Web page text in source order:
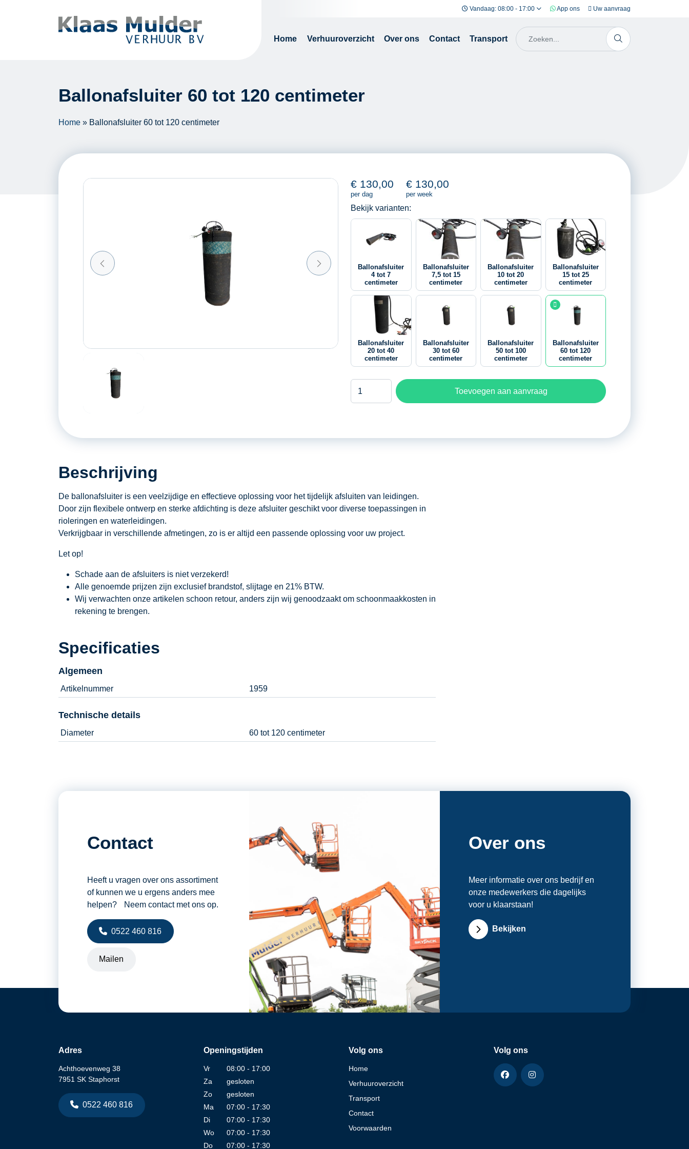
Vandaag: 08:00 - 17:00 App ons Uw aanvraag
Home Verhuuroverzicht Over ons Contact Transport
Ballonafsluiter 60 tot 120 centimeter
Home » Ballonafsluiter 60 tot 120 centimeter
€ 130,00
per dag
€ 130,00
per week
Bekijk varianten:
Ballonafsluiter
4 tot 7
centimeter
Ballonafsluiter
7,5 tot 15
centimeter
Ballonafsluiter
10 tot 20
centimeter
Ballonafsluiter
15 tot 25
centimeter
Ballonafsluiter
20 tot 40
centimeter
Ballonafsluiter
30 tot 60
centimeter
Ballonafsluiter
50 tot 100
centimeter
Ballonafsluiter
60 tot 120
centimeter
Ballonafsluiter
60
Toevoegen aan aanvraag
Beschrijving
De ballonafsluiter is een veelzijdige en effectieve oplossing voor het tijdelijk afsluiten van leidingen.
Door zijn flexibele ontwerp en sterke afdichting is deze afsluiter geschikt voor diverse toepassingen in
rioleringen en waterleidingen.
Verkrijgbaar in verschillende afmetingen, zo is er altijd een passende oplossing voor uw project.
Let op!
Schade aan de afsluiters is niet verzekerd!
Alle genoemde prijzen zijn exclusief brandstof, slijtage en 21% BTW.
Wij verwachten onze artikelen schoon retour, anders zijn wij genoodzaakt om schoonmaakkosten in
rekening te brengen.
Specificaties
Algemeen
Artikelnummer 1959
Technische details
Diameter 60 tot 120 centimeter
Contact
Heeft u vragen over ons assortiment
of kunnen we u ergens anders mee
helpen? Neem contact met ons op.
0522 460 816
Mailen
Over ons
Meer informatie over ons bedrijf en
onze medewerkers die dagelijks
voor u klaarstaan!
Bekijken
Adres
Achthoevenweg 38
7951 SK Staphorst
0522 460 816
Openingstijden
Vr
08:00 - 17:00
Za
gesloten
Zo
gesloten
Ma
07:00 - 17:30
Di
07:00 - 17:30
Wo
07:00 - 17:30
Do
07:00 - 17:30
Volg ons
Home
Verhuuroverzicht
Transport
Contact
Voorwaarden
Volg ons